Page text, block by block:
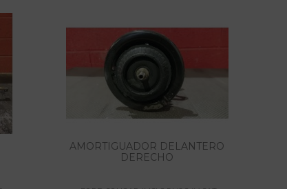
AMORTIGUADOR DELANTERO
DERECHO